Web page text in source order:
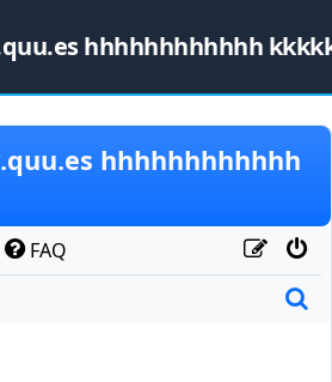
hhhhhhhhhhhh
hhhhhhhhhhhh
FAQ